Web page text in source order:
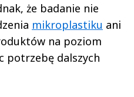
że badanie nie
mikroplastiku ani
na poziom
potrzebę dalszych